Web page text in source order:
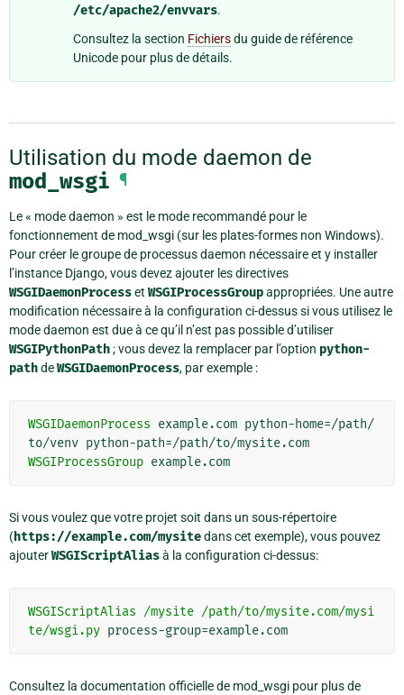
/etc/apache2/envvars.
Consultez la section Fichiersdu guide de référence
Unicode pour plus de détails.
Utilisation du mode daemon de
mod_wsgi ¶
Le « mode daemon » est le mode recommandé pour le
fonctionnement de mod_wsgi (sur les plates-formes non Windows).
Pour créer le groupe de processus daemon nécessaire et y installer
l’instance Django, vous devez ajouter les directives
WSGIDaemonProcesset WSGIProcessGroupappropriées. Une autre
modification nécessaire à la configuration ci-dessus si vous utilisez le
mode daemon est due à ce qu’il n’est pas possible d’utiliser
WSGIPythonPath; vous devez la remplacer par l’option python-
pathdeWSGIDaemonProcess, par exemple :
WSGIDaemonProcess example.com python-home=/path/
WSGIProcessGroup
Si vous voulez que votre projet soit dans un sous-répertoire
(https://example.com/mysitedans cet exemple), vous pouvez
ajouterWSGIScriptAliasà la configuration ci-dessus:
WSGIScriptAlias /mysite /path/to/mysite.com/mysi
te/wsgi.py
Consultez la documentation officielle de mod_wsgi pour plus de